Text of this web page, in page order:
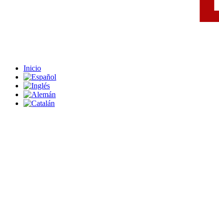
Inicio